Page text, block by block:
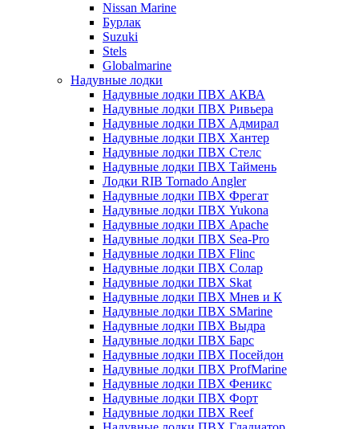
Nissan Marine
Бурлак
Suzuki
Stels
Globalmarine
Надувные лодки
Надувные лодки ПВХ АКВА
Надувные лодки ПВХ Ривьера
Надувные лодки ПВХ Адмирал
Надувные лодки ПВХ Хантер
Надувные лодки ПВХ Стелс
Надувные лодки ПВХ Таймень
Лодки RIB Tornado Angler
Надувные лодки ПВХ Фрегат
Надувные лодки ПВХ Yukona
Надувные лодки ПВХ Apache
Надувные лодки ПВХ Sea-Pro
Надувные лодки ПВХ Flinc
Надувные лодки ПВХ Солар
Надувные лодки ПВХ Skat
Надувные лодки ПВХ Мнев и К
Надувные лодки ПВХ SMarine
Надувные лодки ПВХ Выдра
Надувные лодки ПВХ Барс
Надувные лодки ПВХ Посейдон
Надувные лодки ПВХ ProfMarine
Надувные лодки ПВХ Феникс
Надувные лодки ПВХ Форт
Надувные лодки ПВХ Reef